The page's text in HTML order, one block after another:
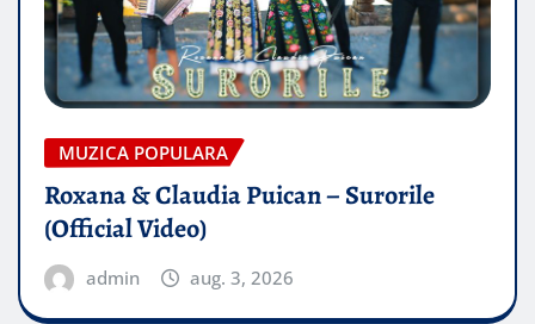
MUZICA POPULARA
Roxana & Claudia Puican – Surorile
(Official Video)
admin aug. 3, 2026